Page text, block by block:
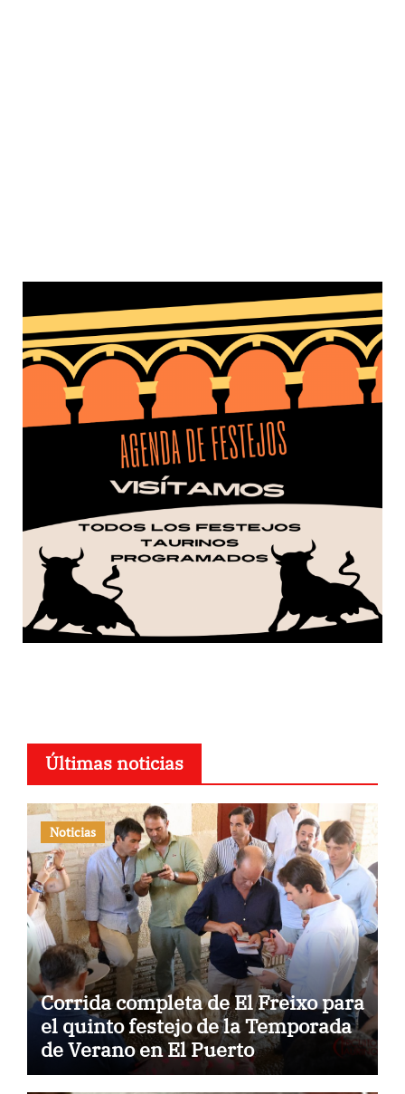
Últimas noticias
Noticias
Corrida completa de El Freixo para
el quinto festejo de la Temporada
de Verano en El Puerto